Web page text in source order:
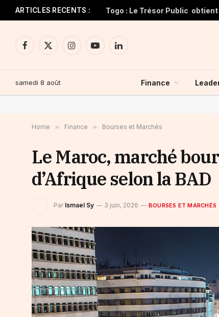
ARTICLES RECENTS :
Facebook
X
InstagramYouTubeLinkedIn
samedi 8 août Finance
Home » Finance » Bourses et Marchés
Le Maroc, marché
d’Afrique selon la BAD
Par Ismael Sy 3 juin, 2026 BOURSES ET MARCHÉS